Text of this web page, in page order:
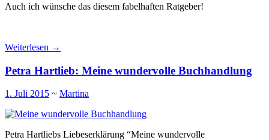
Auch ich wünsche das diesem fabelhaften Ratgeber!
Weiterlesen →
Petra Hartlieb: Meine wundervolle Buchhandlung
1. Juli 2015 ~ Martina
Petra Hartliebs Liebeserklärung “Meine wundervolle